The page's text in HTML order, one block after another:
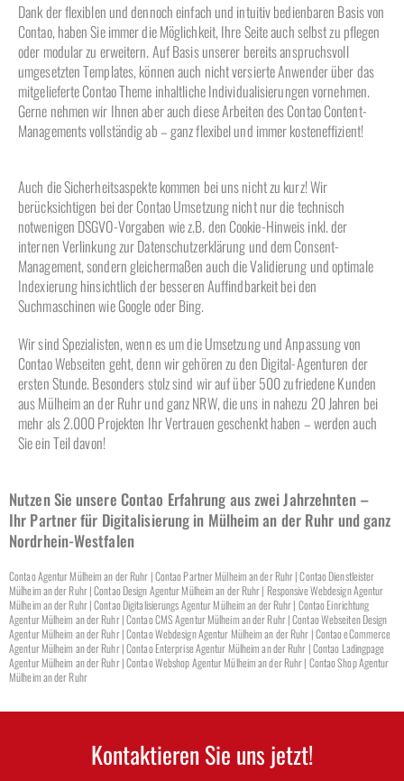
Dank der flexiblen und dennoch einfach und intuitiv bedienbaren Basis von
Contao, haben Sie immer die Möglichkeit, Ihre Seite auch selbst zu pflegen
oder modular zu erweitern. Auf Basis unserer bereits anspruchsvoll
umgesetzten Templates, können auch nicht versierte Anwender über das
mitgelieferte Contao Theme inhaltliche Individualisierungen vornehmen.
Gerne nehmen wir Ihnen aber auch diese Arbeiten des Contao Content-
Managements vollständig ab – ganz flexibel und immer kosteneffizient!
Auch die Sicherheitsaspekte kommen bei uns nicht zu kurz! Wir
berücksichtigen bei der Contao Umsetzung nicht nur die technisch
notwenigen DSGVO-Vorgaben wie z.B. den Cookie-Hinweis inkl. der
internen Verlinkung zur Datenschutzerklärung und dem Consent-
Management, sondern gleichermaßen auch die Validierung und optimale
Indexierung hinsichtlich der besseren Auffindbarkeit bei den
Suchmaschinen wie Google oder Bing.
Wir sind Spezialisten, wenn es um die Umsetzung und Anpassung von
Contao Webseiten geht, denn wir gehören zu den Digital-Agenturen der
ersten Stunde. Besonders stolz sind wir auf über 500 zufriedene Kunden
aus Mülheim an der Ruhr und ganz NRW, die uns in nahezu 20 Jahren bei
mehr als 2.000 Projekten Ihr Vertrauen geschenkt haben – werden auch
Sie ein Teil davon!
Nutzen Sie unsere Contao Erfahrung aus zwei Jahrzehnten –
Ihr Partner für Digitalisierung in Mülheim an der Ruhr und ganz
Nordrhein-Westfalen
Contao Agentur Mülheim an der Ruhr | Contao Partner Mülheim an der Ruhr | Contao Dienstleister
Mülheim an der Ruhr | Contao Design Agentur Mülheim an der Ruhr | Responsive Webdesign Agentur
Mülheim an der Ruhr | Contao Digitalisierungs Agentur Mülheim an der Ruhr | Contao Einrichtung
Agentur Mülheim an der Ruhr | Contao CMS Agentur Mülheim an der Ruhr | Contao Webseiten Design
Agentur Mülheim an der Ruhr | Contao Webdesign Agentur Mülheim an der Ruhr | Contao eCommerce
Agentur Mülheim an der Ruhr | Contao Enterprise Agentur Mülheim an der Ruhr | Contao Ladingpage
Agentur Mülheim an der Ruhr | Contao Webshop Agentur Mülheim an der Ruhr | Contao Shop Agentur
Mülheim an der Ruhr
Kontaktieren Sie uns jetzt!